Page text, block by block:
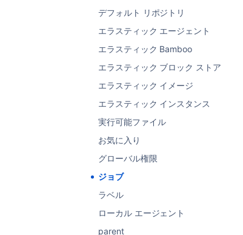
デフォルト リポジトリ
エラスティック エージェント
エラスティック Bamboo
エラスティック ブロック ストア
エラスティック イメージ
エラスティック インスタンス
実行可能ファイル
お気に入り
グローバル権限
ジョブ
ラベル
ローカル エージェント
parent